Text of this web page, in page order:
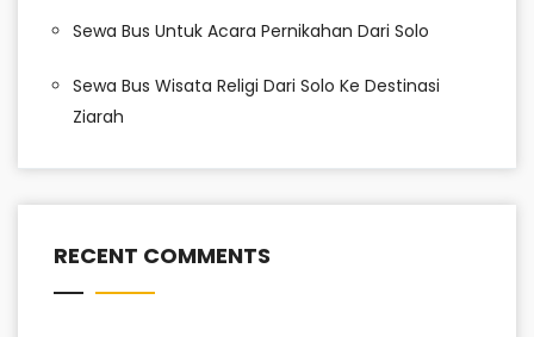
Sewa Bus Untuk Acara Pernikahan Dari Solo
Sewa Bus Wisata Religi Dari Solo Ke Destinasi
Ziarah
RECENT COMMENTS